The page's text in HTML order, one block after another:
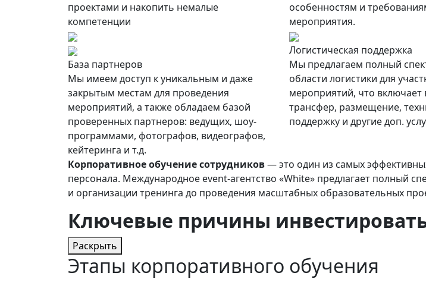
проектами и накопить немалые
компетенции
База партнеров
Мы имеем доступ к уникальным и даже
закрытым местам для проведения
мероприятий, а также обладаем базой
проверенных партнеров: ведущих, шоу-
программами, фотографов, видеографов,
кейтеринга и т.д.
особенностям и
мероприятия.
Логистическая поддержка
Мы предлагаем полный
области логистики для
мероприятий, что включает
трансфер, размещение,
поддержку и другие доп.
Корпоративное обучение сотрудников— это один из самых
персонала. Международное event-агентство «White» предлагает полный
и организации тренинга до проведения масштабных образовательных
Ключевые причины
Раскрыть
Этапы корпоративного обучения